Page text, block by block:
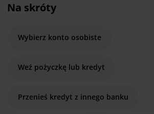
Na skróty
Wybierz konto osobiste
Weź pożyczkę lub kredyt
Przenieś kredyt z innego banku